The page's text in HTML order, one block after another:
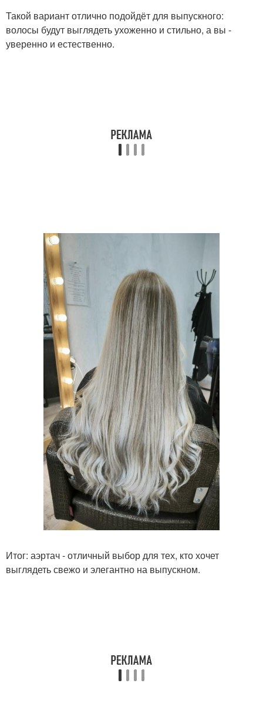
Такой вариант отлично подойдёт для выпускного:
волосы будут выглядеть ухоженно и стильно, а вы -
уверенно и естественно.
Итог: аэртач - отличный выбор для тех, кто хочет
выглядеть свежо и элегантно на выпускном.